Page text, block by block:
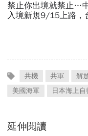
禁止你出境就禁止…
入境新規9/15上路，
共機 共軍 解
美國海軍
日本海上自
延伸閱讀